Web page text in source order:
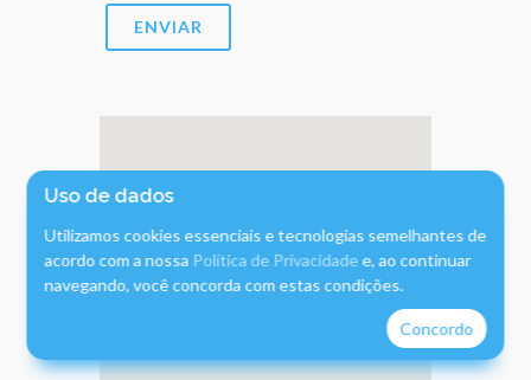
Uso de dados
Utilizamos cookies essenciais e tecnologias semelhantes de
acordo com a nossa Política de Privacidade e, ao continuar
navegando, você concorda com estas condições.
Concordo
ENVIAR